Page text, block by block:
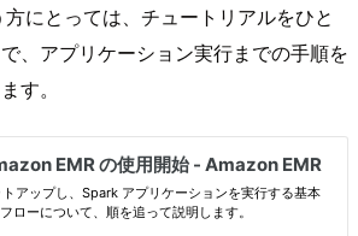
にとっては、チュートリアルをひと
、アプリケーション実行までの手順を
す。